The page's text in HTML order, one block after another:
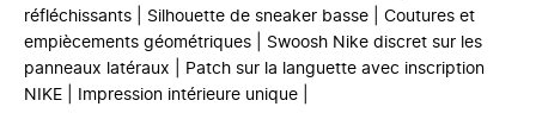
réfléchissants | Silhouette de sneaker basse | Coutures et
empiècements géométriques | Swoosh Nike discret sur les
panneaux latéraux | Patch sur la languette avec inscription
NIKE | Impression intérieure unique |